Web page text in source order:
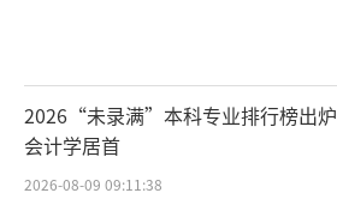
2026“未录满”本科专业排行榜出炉
会计学居首
2026-08-09 09:11:38